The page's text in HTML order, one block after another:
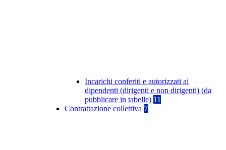
Incarichi conferiti e autorizzati ai
dipendenti (dirigenti e non dirigenti) (da
pubblicare in tabelle) 11
Contrattazione collettiva 7